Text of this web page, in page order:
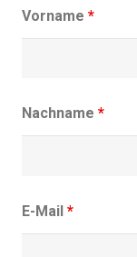
Vorname *
Nachname *
E-Mail *